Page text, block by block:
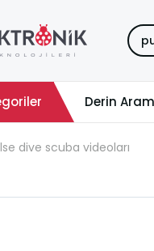
Derin
dive scuba videoları